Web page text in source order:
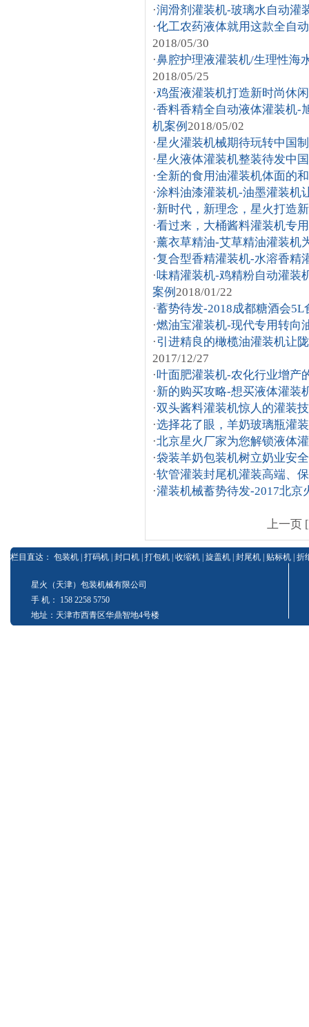
·润滑剂灌装机-玻璃水自动灌
·化工农药液体就用这款全自
2018/05/30
·鼻腔护理液灌装机/生理性海
2018/05/25
·鸡蛋液灌装机打造新时尚休
·香料香精全自动液体灌装机-
机案例 2018/05/02
·星火灌装机械期待玩转中国
·星火液体灌装机整装待发中
·全新的食用油灌装机体面的
·涂料油漆灌装机-油墨灌装机
·新时代，新理念，星火打造
·看过来，大桶酱料灌装机专
·薰衣草精油-艾草精油灌装机
·复合型香精灌装机-水溶香精
·味精灌装机-鸡精粉自动灌装
案例 2018/01/22
·蓄势待发-2018成都糖酒会
·燃油宝灌装机-现代专用转向
·引进精良的橄榄油灌装机让
2017/12/27
·叶面肥灌装机-农化行业增产
·新的购买攻略-想买液体灌装
·双头酱料灌装机惊人的灌装
·选择花了眼，羊奶玻璃瓶灌
·北京星火厂家为您解锁液体
·袋装羊奶包装机树立奶业安
·软管灌装封尾机灌装高端、
·灌装机械蓄势待发-2017北京
上一页 [
栏目直达： 包装机 打码机 封口机 打包机 收缩机 旋盖机 封尾机 贴标机 折
星火（天津）包装机械有限公司
手 机： 158 2258 5750
地址：天津市西青区华鼎智地4号楼